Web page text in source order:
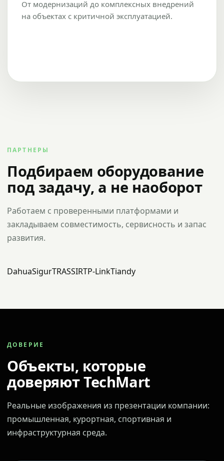
От модернизаций до комплексных внедрений
на объектах с критичной эксплуатацией.
ПАРТНЕРЫ
Подбираем оборудование
под задачу, а не наоборот
Работаем с проверенными платформами и
закладываем совместимость, сервисность и запас
развития.
DahuaSigurTRASSIRTP-LinkTiandy
ДОВЕРИЕ
Объекты, которые
доверяют TechMart
Реальные изображения из презентации компании:
промышленная, курортная, спортивная и
инфраструктурная среда.